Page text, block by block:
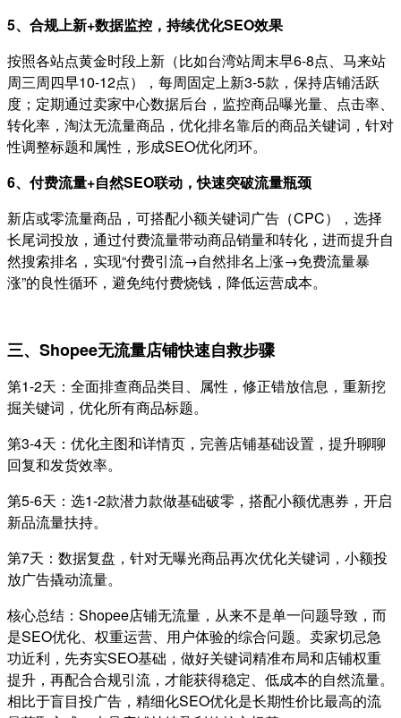
5、合规上新+数据监控，持续优化SEO效果
按照各站点黄金时段上新（比如台湾站周末早6-8点、马来站
周三周四早10-12点），每周固定上新3-5款，保持店铺活跃
度；定期通过卖家中心数据后台，监控商品曝光量、点击率、
转化率，淘汰无流量商品，优化排名靠后的商品关键词，针对
性调整标题和属性，形成SEO优化闭环。
6、付费流量+自然SEO联动，快速突破流量瓶颈
新店或零流量商品，可搭配小额关键词广告（CPC），选择
长尾词投放，通过付费流量带动商品销量和转化，进而提升自
然搜索排名，实现“付费引流→自然排名上涨→免费流量暴
涨”的良性循环，避免纯付费烧钱，降低运营成本。
三、Shopee无流量店铺快速自救步骤
第1-2天：全面排查商品类目、属性，修正错放信息，重新挖
掘关键词，优化所有商品标题。
第3-4天：优化主图和详情页，完善店铺基础设置，提升聊聊
回复和发货效率。
第5-6天：选1-2款潜力款做基础破零，搭配小额优惠券，开启
新品流量扶持。
第7天：数据复盘，针对无曝光商品再次优化关键词，小额投
放广告撬动流量。
核心总结：Shopee店铺无流量，从来不是单一问题导致，而
是SEO优化、权重运营、用户体验的综合问题。卖家切忌急
功近利，先夯实SEO基础，做好关键词精准布局和店铺权重
提升，再配合合规引流，才能获得稳定、低成本的自然流量。
相比于盲目投广告，精细化SEO优化是长期性价比最高的流